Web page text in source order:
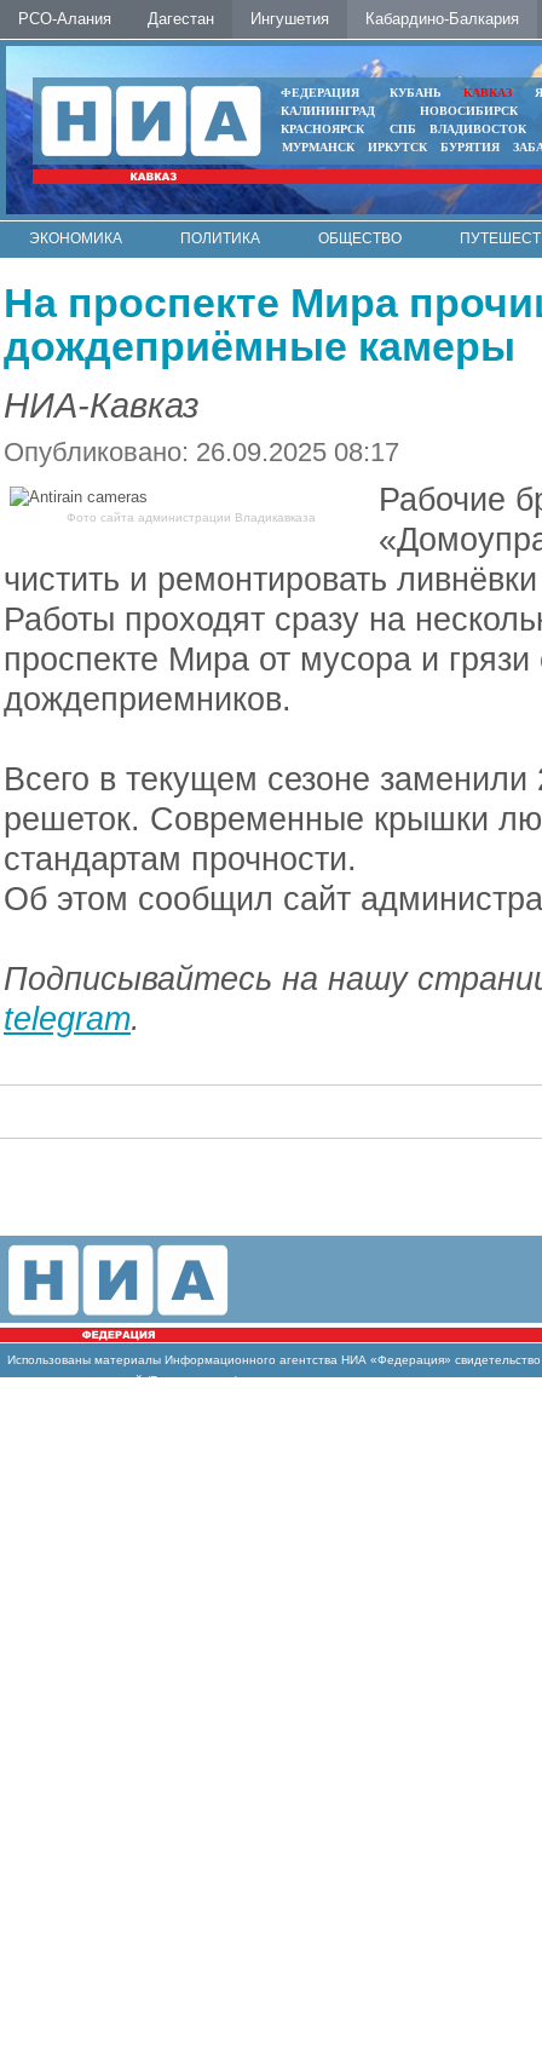
РСО-Алания Дагестан Ингушетия Кабардино-Балкария
ФЕДЕРАЦИЯ КУБАНЬ КАВКАЗ
КАЛИНИНГРАД
НОВОСИБИРСК
КРАСНОЯРСК
СПБ
ВЛАДИВОСТОК
МУРМАНСК
ИРКУТСК БУРЯТИЯ
ЭКОНОМИКА ПОЛИТИКА ОБЩЕСТВО
На проспекте Мира
дождеприёмные камеры
НИА-Кавказ
Опубликовано: 26.09.2025 08:17
Фото сайта администрации Владикавказа
Рабочие
чистить и ремонтировать
Работы проходят сразу на
проспекте Мира от мусора и
дождеприемников.
Всего в текущем сезоне
решеток. Современные крышки
стандартам прочности.
Об этом сообщил сайт
Подписывайтесь на нашу
telegram.
Использованы материалы Информационного агентства НИА «Федерация»
массовых коммуникаций (Роскомнадзор)